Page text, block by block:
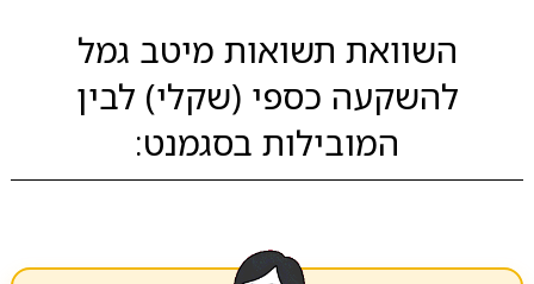
השוואת תשואות מיטב גמל
להשקעה כספי (שקלי) לבין
המובילות בסגמנט: